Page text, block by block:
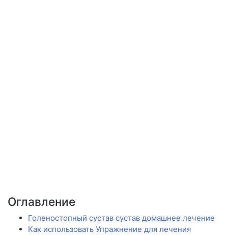
Оглавление
Голеностопный сустав сустав домашнее лечение
Как использовать Упражнение для лечения